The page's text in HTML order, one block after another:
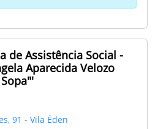
de Assistência Social -
Aparecida Velozo
91 - Vila Éden